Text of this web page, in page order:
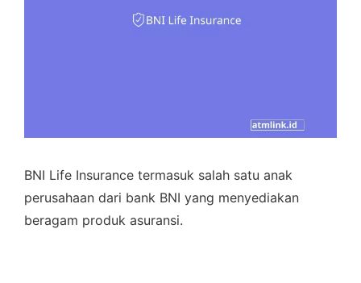
BNI Life Insurance termasuk salah satu anak
perusahaan dari bank BNI yang menyediakan
beragam produk asuransi.